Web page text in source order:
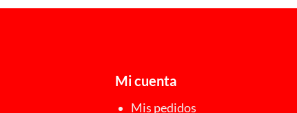
Mi cuenta
Mis pedidos